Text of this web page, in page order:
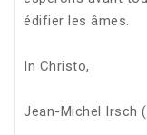
édifier les âmes.
In Christo,
Jean-Michel Irsch